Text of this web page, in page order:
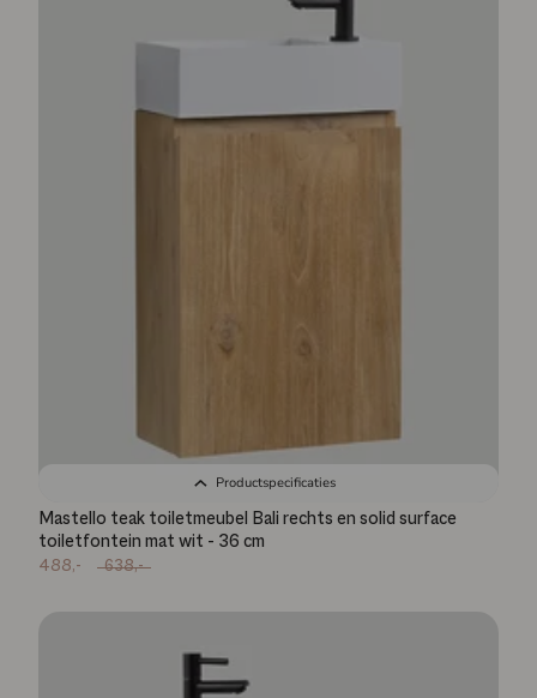
Productspecificaties
Mastello teak toiletmeubel Bali rechts en solid surface
toiletfontein mat wit - 36 cm
488,- 638,-